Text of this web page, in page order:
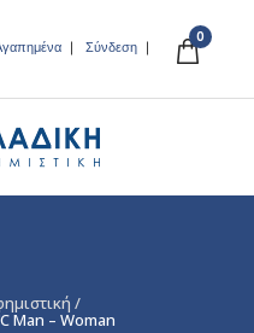
Σύνδεση
0
/
Man – Woman